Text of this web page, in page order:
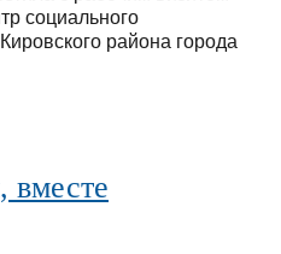
социального
района города
вместе